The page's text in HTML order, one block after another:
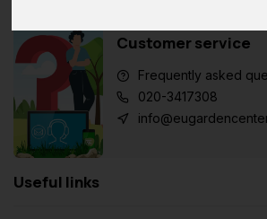
Customer service
Frequently asked
020-3417308
Useful links